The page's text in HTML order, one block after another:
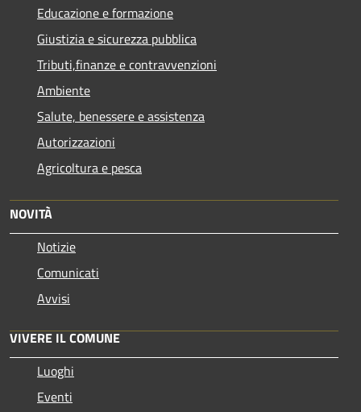
Educazione e formazione
Giustizia e sicurezza pubblica
Tributi,finanze e contravvenzioni
Ambiente
Salute, benessere e assistenza
Autorizzazioni
Agricoltura e pesca
NOVITÀ
Notizie
Comunicati
Avvisi
VIVERE IL COMUNE
Luoghi
Eventi